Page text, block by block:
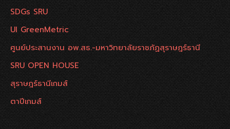
SDGs SRU
UI GreenMetric
ศูนย์ประสานงาน อพ.สธ.-มหาวิทยาลัยราชภัฏสุราษฎร์ธานี
SRU OPEN HOUSE
สุราษฎร์ธานีเกมส์
ตาปีเกมส์